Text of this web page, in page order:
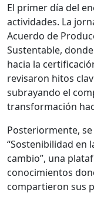
El primer día del
actividades. La
Acuerdo de
Sustentable,
hacia la
revisaron hitos
subrayando el
transformación
Posteriormente,
“Sostenibilidad en
cambio”, una
conocimientos
compartieron sus